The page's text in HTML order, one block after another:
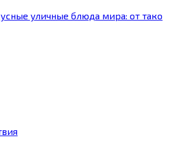
уличные блюда мира: от тако